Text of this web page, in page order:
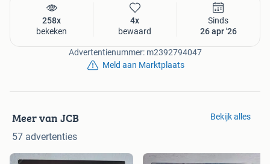
258x
bekeken
4x
bewaard
Sinds
26 apr '26
Advertentienummer: m2392794047
Meld aan Marktplaats
Meer van JCB
57 advertenties
Bekijk alles